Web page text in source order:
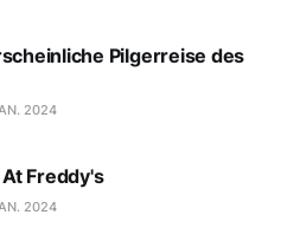
Pilgerreise des
2024
Freddy's
2024